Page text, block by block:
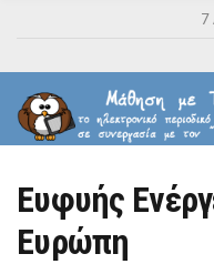
7
Ευφυής
Ευρώπη